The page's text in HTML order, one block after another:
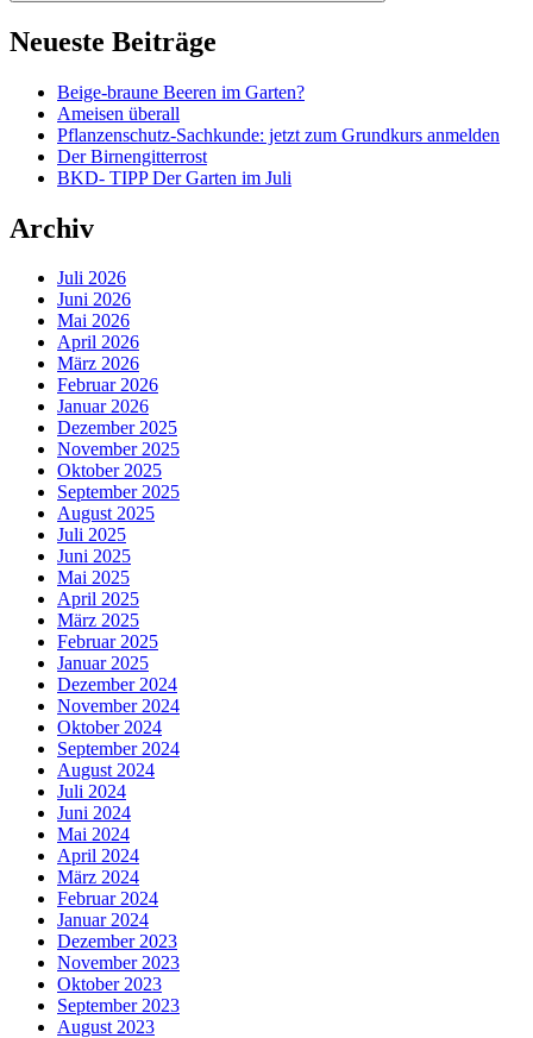
Neueste Beiträge
Beige-braune Beeren im Garten?
Ameisen überall
Pflanzenschutz-Sachkunde: jetzt zum Grundkurs anmelden
Der Birnengitterrost
BKD- TIPP Der Garten im Juli
Archiv
Juli 2026
Juni 2026
Mai 2026
April 2026
März 2026
Februar 2026
Januar 2026
Dezember 2025
November 2025
Oktober 2025
September 2025
August 2025
Juli 2025
Juni 2025
Mai 2025
April 2025
März 2025
Februar 2025
Januar 2025
Dezember 2024
November 2024
Oktober 2024
September 2024
August 2024
Juli 2024
Juni 2024
Mai 2024
April 2024
März 2024
Februar 2024
Januar 2024
Dezember 2023
November 2023
Oktober 2023
September 2023
August 2023